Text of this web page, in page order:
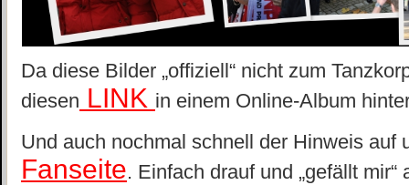
Da diese Bilder „offiziell“ nicht zum
diesen LINK in einem Online-Album
Und auch nochmal schnell der Hinweis auf
Fanseite. Einfach drauf und „gefällt mir“